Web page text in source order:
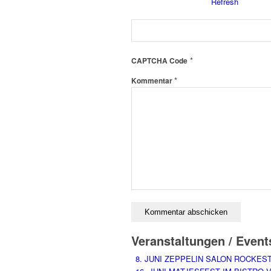
CAPTCHA Code *
Kommentar*
Veranstaltungen /
8. JUNI ZEPPELIN SALON